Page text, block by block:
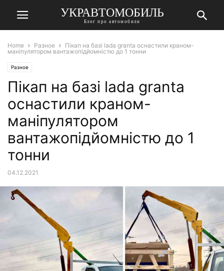
УКРАВТОМОБИЛЬ
Блог про автомобили
Home Разное
Пікап на базі lada granta оснастили краном-
маніпулятором вантажопідйомністю до 1 тонни
Разное
Пікап на базі lada granta
оснастили краном-
маніпулятором
вантажопідйомністю до 1
тонни
04.12.2021